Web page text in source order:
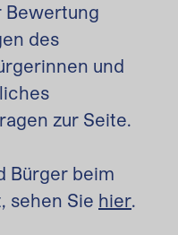
Bewertung
des
und
zur Seite.
Bürger beim
sehen Sie hier.